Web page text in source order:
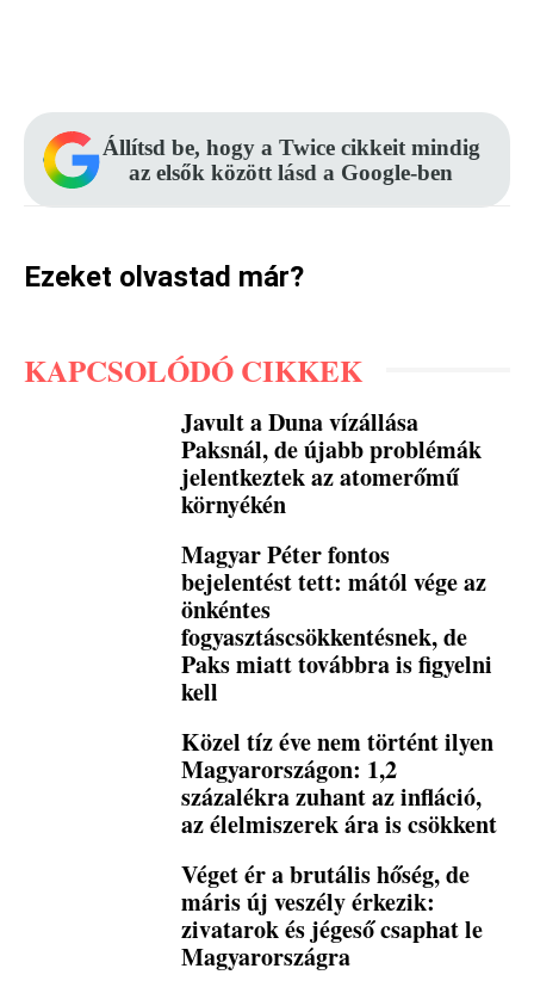
Állítsd be, hogy a Twice cikkeit mindig
az elsők között lásd a Google-ben
Ezeket olvastad már?
KAPCSOLÓDÓ CIKKEK
Javult a Duna vízállása
Paksnál, de újabb problémák
jelentkeztek az atomerőmű
környékén
Magyar Péter fontos
bejelentést tett: mától vége az
önkéntes
fogyasztáscsökkentésnek, de
Paks miatt továbbra is figyelni
kell
Közel tíz éve nem történt ilyen
Magyarországon: 1,2
százalékra zuhant az infláció,
az élelmiszerek ára is csökkent
Véget ér a brutális hőség, de
máris új veszély érkezik:
zivatarok és jégeső csaphat le
Magyarországra